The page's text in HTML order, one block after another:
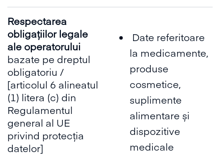
Respectarea
obligațiilor legale
ale operatorului
bazate pe dreptul
obligatoriu /
[articolul 6 alineatul
(1) litera (c) din
Regulamentul
general al UE
privind protecția
datelor]
Date referitoare
la medicamente,
produse
cosmetice,
suplimente
alimentare și
dispozitive
medicale